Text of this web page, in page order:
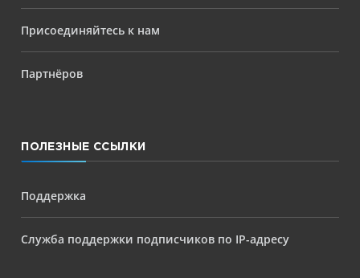
Присоединяйтесь к нам
Партнёров
ПОЛЕЗНЫЕ ССЫЛКИ
Поддержка
Служба поддержки подписчиков по IP-адресу